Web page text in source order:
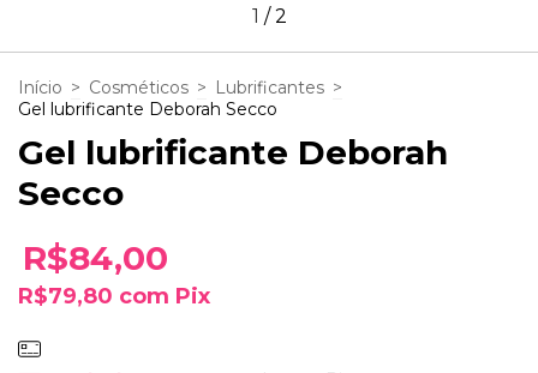
1 /2
Início > Cosméticos > Lubrificantes >
Gel lubrificante Deborah Secco
Gel lubrificante Deborah
Secco
R$84,00
R$79,80 com Pix